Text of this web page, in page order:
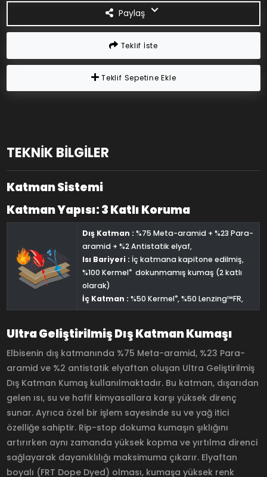
Paylaş
Teklif İste
Teklif Sepetine Ekle
TEKNİK BİLGİLER
Katman Sistemi
Katman Yapısı: 3 Katlı Koruma
Dış Katman : %75 Meta-aramid + %23 Para-
aramid + %2 Antistatik elyaf,
Isı Bariyeri : İç katmana kapitone edilmiş,
%100 Kermel®dokunmamış kumaş (2 katlı
olarak)
İç Katman : %50 Kermel®, %50 Lenzing™FR,
Ultra Geliştirilmiş Dış Katman Kumaşı
Elbisenin dış katmanında %75 Meta-aramid, %23 Para-
aramid ve %2 antistatik elyaftan oluşan Ultra Geliştirilmiş
Dış Katman Kumaş kullanılmaktadır. Bu katman, dışarıdan
gelen ısı, su ve hafif kimyasallara karşı yüksek direnç
sunar. Ayrıca özel bir işlem sayesinde su ve yağ itici
özelliğe sahiptir. Rip-stop dokuma kumaşın şıklığını
artırırken aynı zamanda yüksek kopma ve yırtılma direnci
sağlayarak dayanıklılığı maksimuma çıkarır. Elyaftan
boyalı (FRT Dope Dyed) olması, kumaşa yüksek renk